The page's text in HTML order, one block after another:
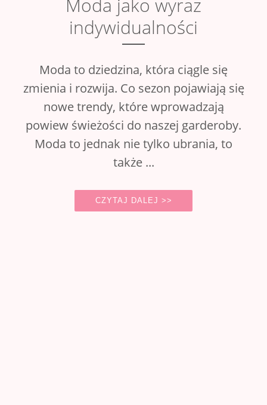
Moda jako wyraz
indywidualności
Moda to dziedzina, która ciągle się
zmienia i rozwija. Co sezon pojawiają się
nowe trendy, które wprowadzają
powiew świeżości do naszej garderoby.
Moda to jednak nie tylko ubrania, to
także ...
CZYTAJ DALEJ >>